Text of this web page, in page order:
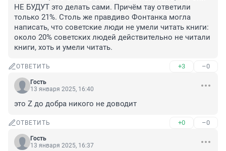
НЕ БУДУТ это делать сами. Причём тау ответили
только 21%. Столь же правдиво Фонтанка могла
написать, что советские люди не умели читать книги:
около 20% советских людей действительно не читали
книги, хоть и умели читать.
ОТВЕТИТЬ +3 –0
Гость
13 января 2025, 16:40
это Z до добра никого не доводит
ОТВЕТИТЬ +0 –0
Гость
13 января 2025, 16:37